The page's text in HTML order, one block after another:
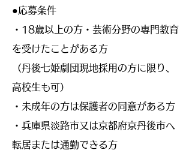
​●応募条件
・18歳以上の方・芸術分野の専門教育
を受けたことがある方
（丹後七姫劇団現地採用の方に限り、
高校生も可）
・未成年の方は保護者の同意がある方
・兵庫県淡路市又は京都府京丹後市へ
転居または通勤できる方